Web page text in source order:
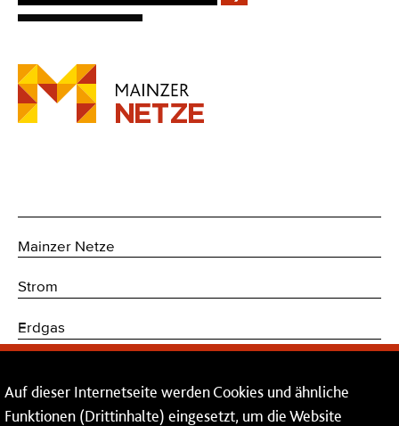
Mainzer Netze
Strom
Erdgas
Kommunikations- und Sicherheitstechnik
Auf dieser Internetseite werden Cookies und ähnliche
Funktionen (Drittinhalte) eingesetzt, um die Website